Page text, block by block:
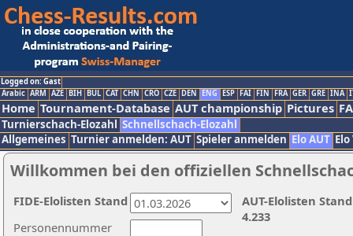
Logged on: Gast
Arabic ARM AZE BIH BUL CAT CHN CRO CZE DEN ENG ESP FAI FIN FRA GER GRE INA
Home Tournament-Database AUT championship Pictures
Turnierschach-Elozahl Schnellschach-Elozahl
Allgemeines Turnier anmelden: AUT Spieler anmelden Elo AUT
Willkommen bei den offiziellen
Personennummer
AUT-Elolisten
4.233
FIDE-Elolisten Stand